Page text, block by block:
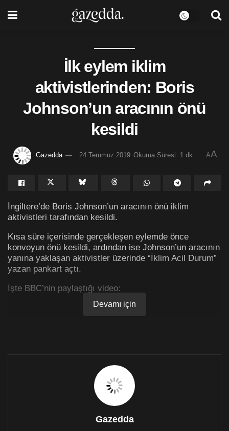
İlk eylem iklim
aktivistlerinden: Boris
Johnson’un aracının önü
kesildi
Gazedda 24 Temmuz 2019 Okuma Süresi: 1 dk AA
İngiltere’de Boris Johnson’un aracının önü iklim
aktivistleri tarafından kesildi.
Kısa süre içerisinde gerçekleşen eylemde önce
konvoyun önü kesildi, ardından ise Johnson’un aracının
yanına yaklaşan aktivistler üzerinde “İklim Acil Durum”
yazan pankart açtı.
İşte BBC’nin paylaştığı video:
Devamı için
Gazedda